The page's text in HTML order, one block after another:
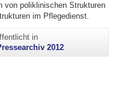
von poliklinischen Strukturen
im Pflegedienst.
in
2012